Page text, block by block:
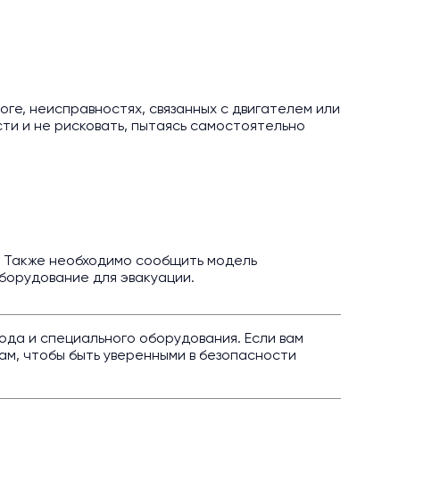
неисправностях, связанных с двигателем или
и не рисковать, пытаясь самостоятельно
Также необходимо сообщить модель
для эвакуации.
и специального оборудования. Если вам
чтобы быть уверенными в безопасности